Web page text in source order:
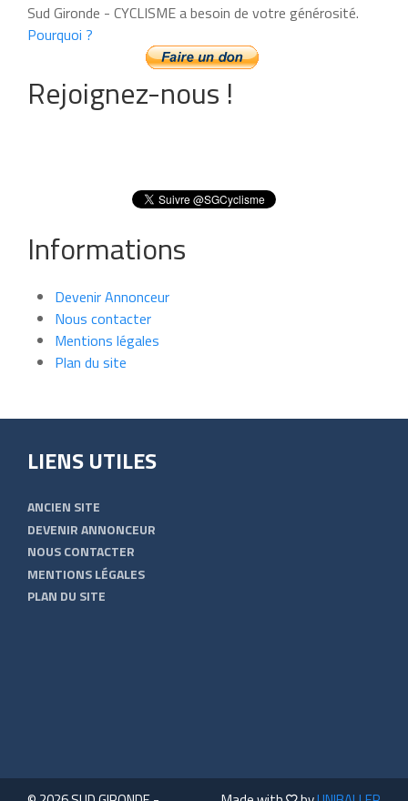
Sud Gironde - CYCLISME a besoin de votre générosité.
Pourquoi ?
Rejoignez-nous !
Informations
Devenir Annonceur
Nous contacter
Mentions légales
Plan du site
LIENS UTILES
ANCIEN SITE
DEVENIR ANNONCEUR
NOUS CONTACTER
MENTIONS LÉGALES
PLAN DU SITE